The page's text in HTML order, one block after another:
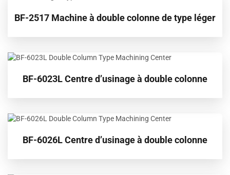
BF-2517 Machine à double colonne de type léger
BF-6023L Centre d’usinage à double colonne
BF-6026L Centre d’usinage à double colonne